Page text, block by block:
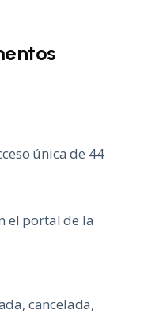
única de 44
el portal de la
cancelada,